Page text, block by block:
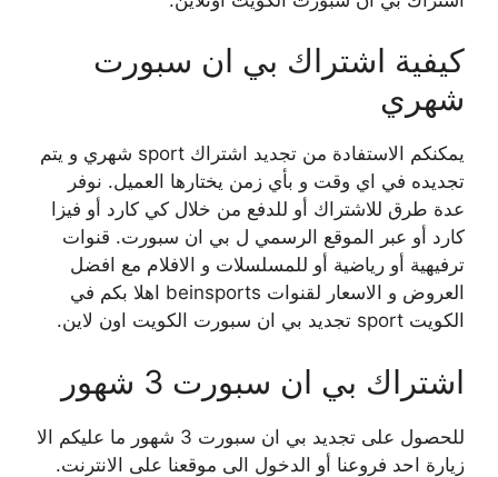
كيفية اشتراك بي ان سبورت
شهري
يمكنكم الاستفادة من تجديد اشتراك sport شهري و يتم
تجديده في اي وقت و بأي زمن يختارها العميل. نوفر
عدة طرق للاشتراك أو للدفع من خلال كي كارد أو فيزا
كارد أو عبر الموقع الرسمي ل بي ان سبورت. قنوات
ترفيهية أو رياضية أو للمسلسلات و الافلام مع افضل
العروض و الاسعار لقنوات beinsports اهلا بكم في
الكويت sport تجديد بي ان سبورت الكويت اون لاين.
اشتراك بي ان سبورت 3 شهور
للحصول على تجديد بي ان سبورت 3 شهور ما عليكم الا
زيارة احد فروعنا أو الدخول الى موقعنا على الانترنت.